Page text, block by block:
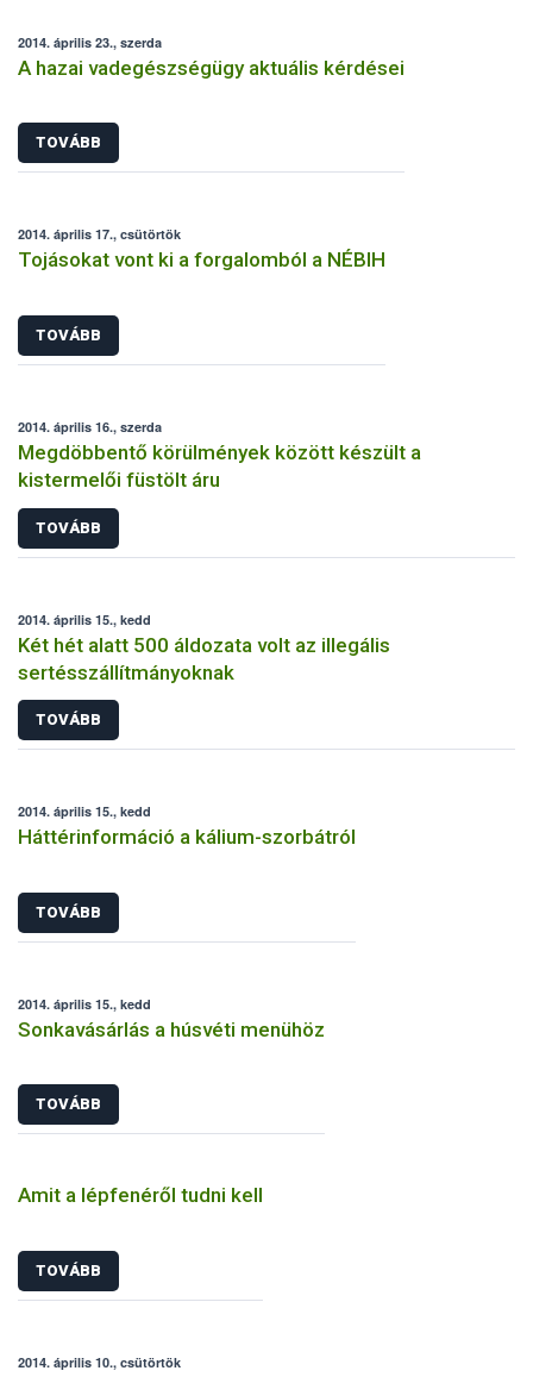
2014. április 23., szerda
A hazai vadegészségügy aktuális kérdései
TOVÁBB
2014. április 17., csütörtök
Tojásokat vont ki a forgalomból a NÉBIH
TOVÁBB
2014. április 16., szerda
Megdöbbentő körülmények között készült a
kistermelői füstölt áru
TOVÁBB
2014. április 15., kedd
Két hét alatt 500 áldozata volt az illegális
sertésszállítmányoknak
TOVÁBB
2014. április 15., kedd
Háttérinformáció a kálium-szorbátról
TOVÁBB
2014. április 15., kedd
Sonkavásárlás a húsvéti menühöz
TOVÁBB
Amit a lépfenéről tudni kell
TOVÁBB
2014. április 10., csütörtök